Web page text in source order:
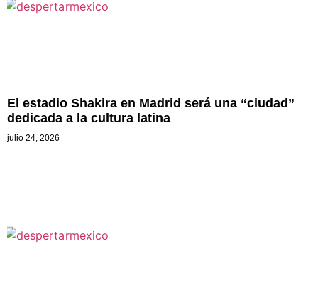
El estadio Shakira en Madrid será una “ciudad”
dedicada a la cultura latina
julio 24, 2026